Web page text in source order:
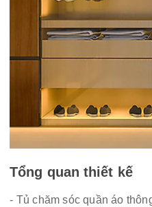
Tổng quan thiết kế
- Tủ chăm sóc quần áo